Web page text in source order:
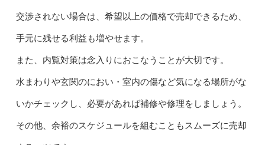
交渉されない場合は、希望以上の価格で売却できるため、
手元に残せる利益も増やせます。
また、内覧対策は念入りにおこなうことが大切です。
水まわりや玄関のにおい・室内の傷など気になる場所がな
いかチェックし、必要があれば補修や修理をしましょう。
その他、余裕のスケジュールを組むこともスムーズに売却